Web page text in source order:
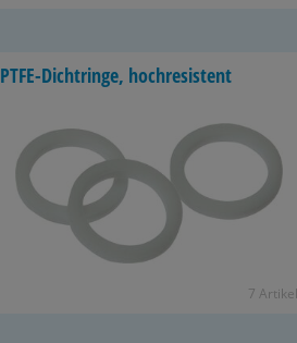
PTFE-​Dichtringe, hoch­re­sis­tent
7 Ar­ti­kel